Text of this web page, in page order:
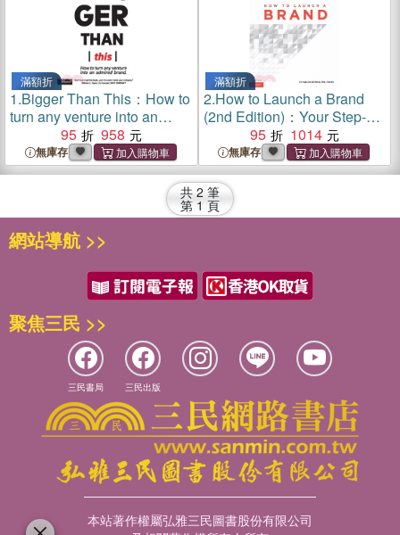
滿額折
1.Bigger Than This：How to
turn any venture into an
admired brand
95 958
無庫存
滿額折
2.How to Launch a Brand
(2nd Edition)：Your Step-by-
Step Guide to Crafting a
Brand: From Positioning to
Naming And Brand Identity
95 1014
無庫存
共 2 筆
第 1 頁
網站導航 >>
聚焦三民 >>
三民書局 三民出版
本站著作權屬弘雅三民圖書股份有限公司